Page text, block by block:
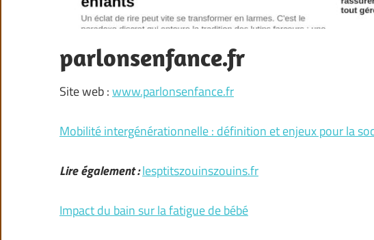
parlonsenfance.fr
Site web :www.parlonsenfance.fr
Mobilité intergénérationnelle : définition et enjeux pour la
Lire également :lesptitszouinszouins.fr
Impact du bain sur la fatigue de bébé